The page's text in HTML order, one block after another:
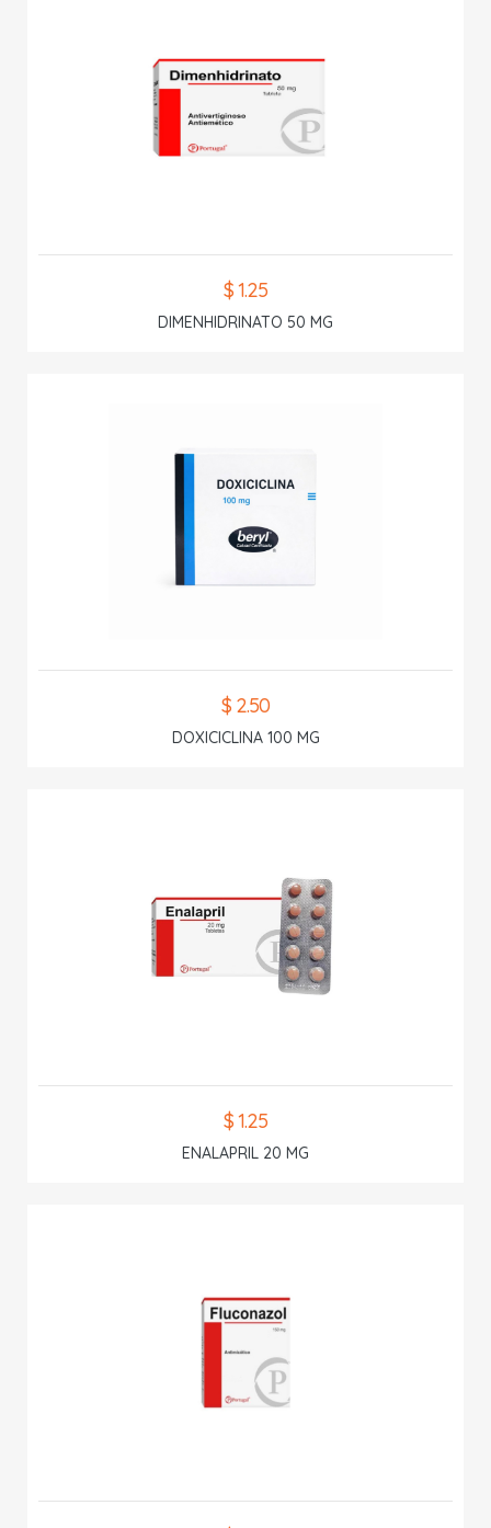
$ 1.25
DIMENHIDRINATO 50 MG
$ 2.50
DOXICICLINA 100 MG
$ 1.25
ENALAPRIL 20 MG